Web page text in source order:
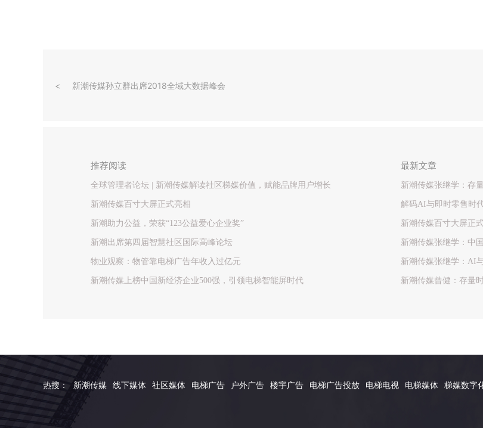
新潮传媒孙立群出席2018全域大数据峰会
推荐阅读
全球管理者论坛 | 新潮传媒解读社区梯媒价值，赋能品牌用户增长
新潮传媒百寸大屏正式亮相
新潮助力公益，荣获“123公益爱心企业奖”
新潮出席第四届智慧社区国际高峰论坛
物业观察：物管靠电梯广告年收入过亿元
新潮传媒上榜中国新经济企业500强，引领电梯智能屏时代
最新文章
新潮传媒张继学：存
解码AI与即时零售时
新潮传媒百寸大屏正
新潮传媒张继学：中
新潮传媒张继学：AI
新潮传媒曾健：存量
热搜： 新潮传媒 线下媒体 社区媒体 电梯广告 户外广告 楼宇广告 电梯广告投放 电梯电视 电梯媒体 梯媒数字